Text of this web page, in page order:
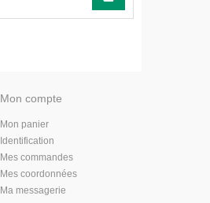
Mon compte
Mon panier
Identification
Mes commandes
Mes coordonnées
Ma messagerie